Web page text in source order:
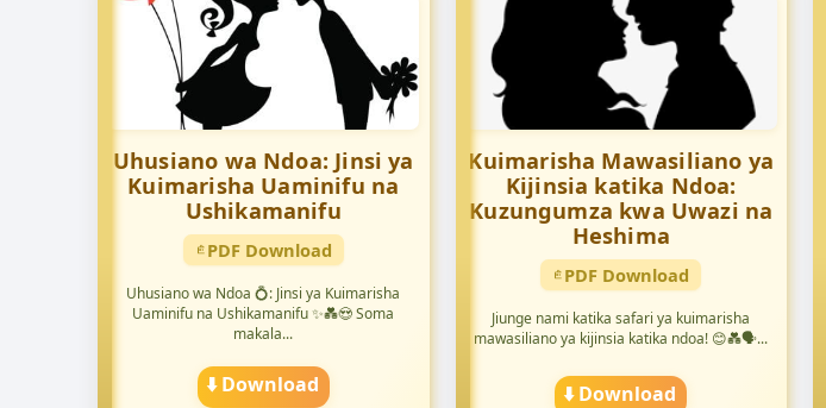
Uhusiano wa Ndoa: Jinsi ya
Kuimarisha Uaminifu na
Ushikamanifu
PDF Download
Uhusiano wa Ndoa 💍: Jinsi ya Kuimarisha
Uaminifu na Ushikamanifu ✨💑😍 Soma
makala...
⬇️ Download
Kuimarisha Mawasiliano ya
Kijinsia katika Ndoa:
Kuzungumza kwa Uwazi na
Heshima
PDF Download
Jiunge nami katika safari ya kuimarisha
mawasiliano ya kijinsia katika ndoa! 😊💑🗣...
⬇️ Download